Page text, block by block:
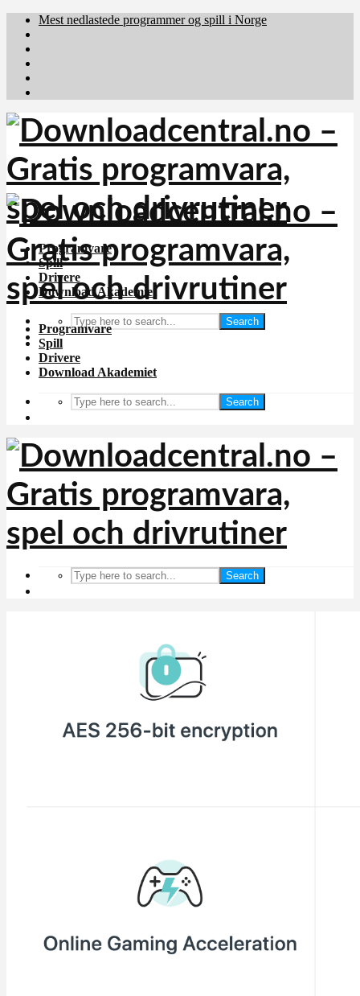
Mest nedlastede programmer og spill i Norge
Programvare
Spill
Drivere
Download Akademiet
Search
Programvare
Spill
Drivere
Download Akademiet
Search
Search